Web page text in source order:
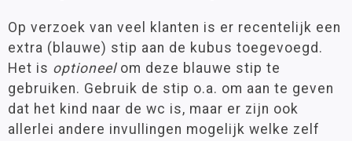
Op verzoek van veel klanten is er recentelijk een
extra (blauwe) stip aan de kubus toegevoegd.
Het is optioneelom deze blauwe stip te
gebruiken. Gebruik de stip o.a. om aan te geven
dat het kind naar de wc is, maar er zijn ook
allerlei andere invullingen mogelijk welke zelf